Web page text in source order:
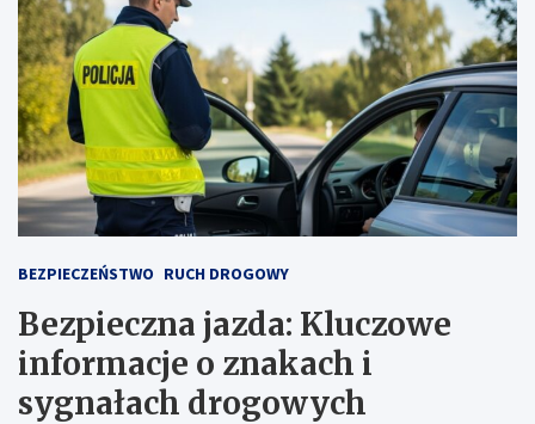
BEZPIECZEŃSTWO RUCH DROGOWY
Bezpieczna jazda: Kluczowe
informacje o znakach i
sygnałach drogowych